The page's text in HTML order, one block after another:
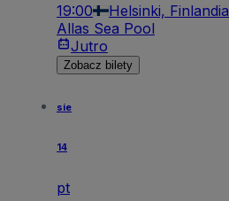
19:00 Helsinki, Finlandia
Allas Sea Pool
Jutro
Zobacz bilety
sie
14
pt